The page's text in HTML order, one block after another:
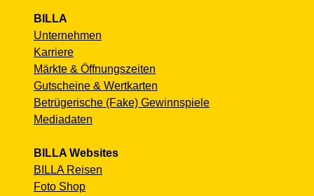
BILLA
Unternehmen
Karriere
Märkte & Öffnungszeiten
Gutscheine & Wertkarten
Betrügerische (Fake) Gewinnspiele
Mediadaten
BILLA Websites
BILLA Reisen
Foto Shop